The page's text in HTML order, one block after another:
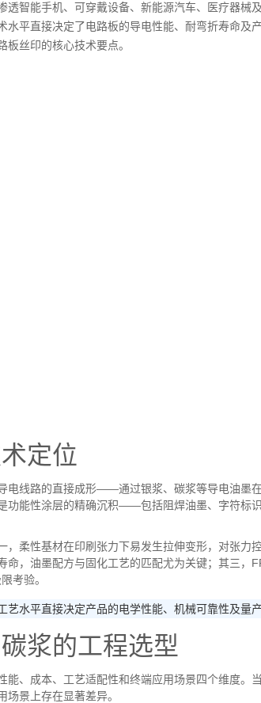
智能手机、可穿戴设备、新能源汽车、医疗器械
水平直接决定了电路板的导电性能、耐弯折寿命及
丝印的核心技术要点。
定位
电线路的直接成形——通过银浆、碳浆等导电油墨在
功能性涂层的精确沉积——包括阻焊油墨、字符标
，柔性基材在印刷张力下易发生拉伸变形，对张力
，油墨配方与固化工艺的匹配尤为关键；其三，
考验。
水平直接决定产品的电学性能、机械可靠性及量产
浆的工程选型
能、成本、工艺适配性和终端应用场景四个维度。
景上存在显著差异。